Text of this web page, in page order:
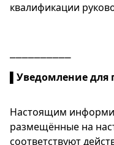
квалификации
Уведомление для
Настоящим
размещённые на
соответствуют